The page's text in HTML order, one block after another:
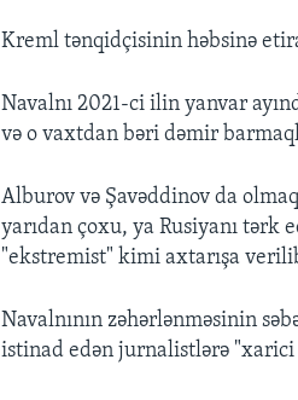
Kreml tənqidçisinin həbsinə
Navalnı 2021-ci ilin yanvar
və o vaxtdan bəri dəmir
Alburov və Şavəddinov da
yarıdan çoxu, ya Rusiyanı tərk
"ekstremist" kimi axtarışa
Navalnının zəhərlənməsinin
istinad edən jurnalistlərə "xarici